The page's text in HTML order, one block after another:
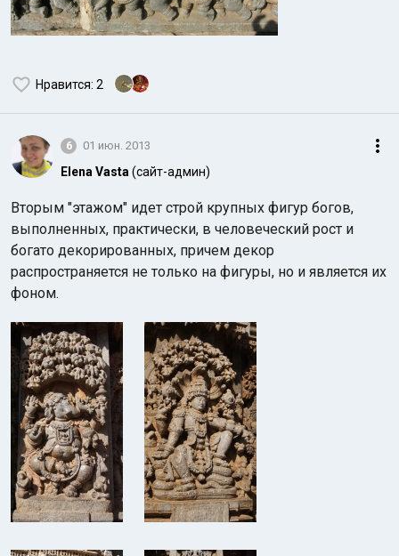
Нравится: 2
6 01 июн. 2013
Elena Vasta (сайт-админ)
Вторым "этажом" идет строй крупных фигур богов,
выполненных, практически, в человеческий рост и
богато декорированных, причем декор
распространяется не только на фигуры, но и является их
фоном.